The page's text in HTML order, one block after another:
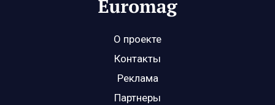
О проекте
Контакты
Реклама
Партнеры